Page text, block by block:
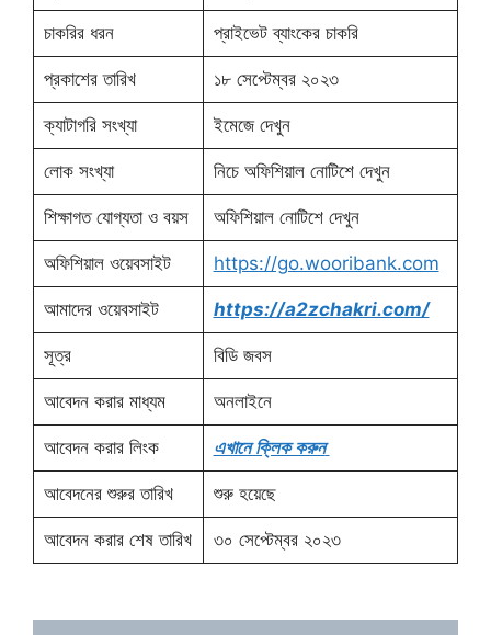
চাকরির ধরন প্রাইভেট ব্যাংকের চাকরি
প্রকাশের তারিখ ১৮ সেপ্টেম্বর ২০২৩
ক্যাটাগরি সংখ্যা ইমেজে দেখুন
লোক সংখ্যা নিচে অফিশিয়াল নোটিশে দেখুন
শিক্ষাগত যোগ্যতা ও বয়স অফিশিয়াল নোটিশে দেখুন
অফিশিয়াল ওয়েবসাইট https://go.wooribank.com
আমাদের ওয়েবসাইট https://a2zchakri.com/
সূত্র বিডি জবস
আবেদন করার মাধ্যম অনলাইনে
আবেদন করার লিংক এখানে ক্লিক করুন
আবেদনের শুরুর তারিখ শুরু হয়েছে
আবেদন করার শেষ তারিখ ৩০ সেপ্টেম্বর ২০২৩